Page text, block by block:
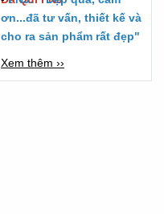
ơn...đã tư vấn, thiết kế và
cho ra sản phẩm rất đẹp"
Xem thêm ››